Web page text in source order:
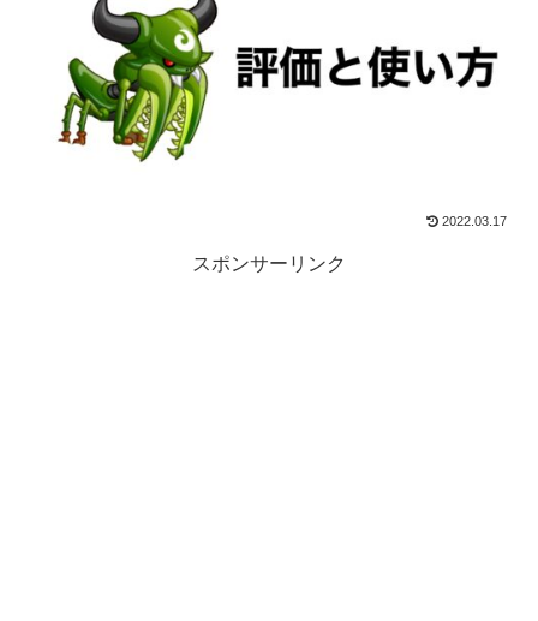
2022.03.17
スポンサーリンク